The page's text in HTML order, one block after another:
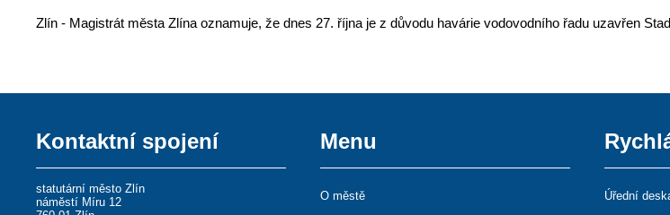
Zlín - Magistrát města Zlína oznamuje, že dnes 27. října je z důvodu havárie vodovodního řadu uzavřen
Kontaktní spojení
statutární město Zlín
náměstí Míru 12
Menu
O městě Úřední